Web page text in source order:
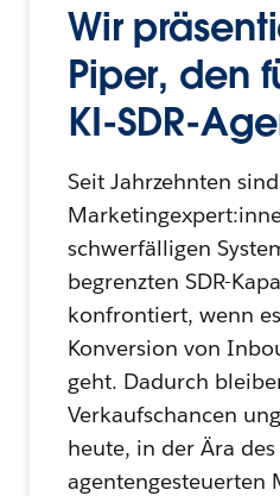
Wir
Piper, den
KI-SDR-
Seit Jahrzehnten sind
schwerfälligen
begrenzten SDR-
konfrontiert, wenn
Konversion von
geht. Dadurch
Verkaufschancen
heute, in der Ära des
agentengesteuerten